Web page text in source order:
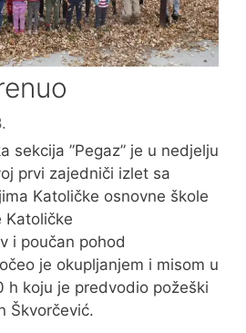
sekcija ”Pegaz” je u nedjelju
prvi zajedniči izlet sa
Katoličke osnovne škole
Katoličke
i poučan pohod
je okupljanjem i misom u
h koju je predvodio požeški
Škvorčević.